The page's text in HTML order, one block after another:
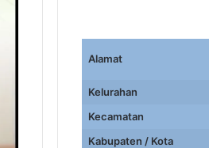
Alamat
Kelurahan
Kecamatan
Kabupaten / Kota